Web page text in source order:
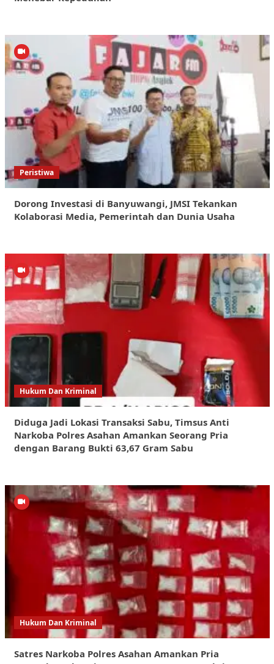
Peristiwa
Dorong Investasi di Banyuwangi, JMSI Tekankan
Kolaborasi Media, Pemerintah dan Dunia Usaha
Hukum Dan Kriminal
Diduga Jadi Lokasi Transaksi Sabu, Timsus Anti
Narkoba Polres Asahan Amankan Seorang Pria
dengan Barang Bukti 63,67 Gram Sabu
Hukum Dan Kriminal
Satres Narkoba Polres Asahan Amankan Pria